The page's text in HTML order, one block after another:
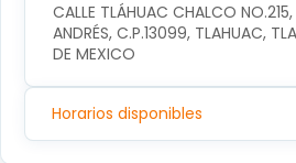
CALLE TLÁHUAC CHALCO NO.215,
ANDRÉS, C.P.13099, TLAHUAC,
DE MEXICO
Horarios disponibles